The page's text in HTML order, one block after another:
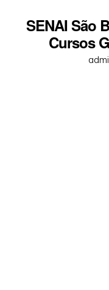
SENAI São
Cursos